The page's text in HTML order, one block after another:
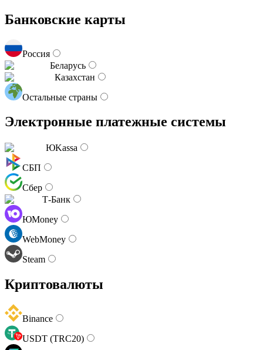
Банковские карты
Россия
Беларусь
Казахстан
Остальные страны
Электронные платежные системы
ЮKassa
СБП
Сбер
Т-Банк
ЮMoney
WebMoney
Steam
Криптовалюты
Binance
USDT (TRC20)